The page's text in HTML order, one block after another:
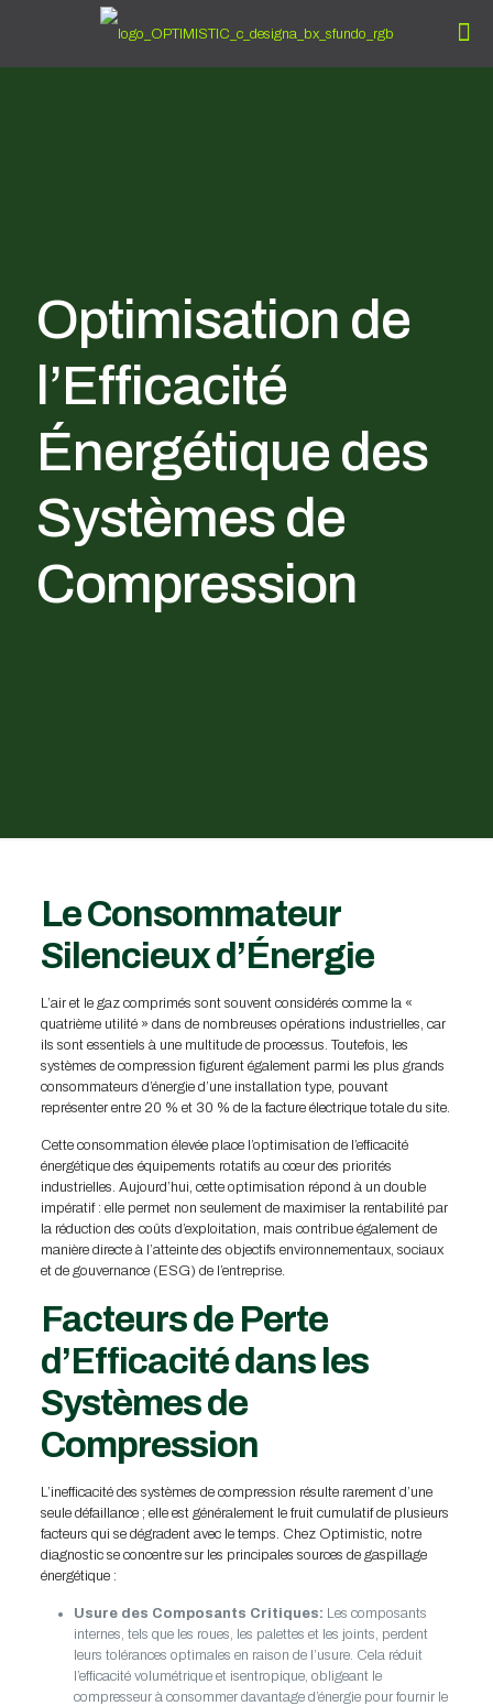
Optimisation de
l’Efficacité
Énergétique des
Systèmes de
Compression
Le Consommateur
Silencieux d’Énergie
L’air et le gaz comprimés sont souvent considérés comme la «
quatrième utilité » dans de nombreuses opérations industrielles, car
ils sont essentiels à une multitude de processus. Toutefois, les
systèmes de compression figurent également parmi les plus grands
consommateurs d’énergie d’une installation type, pouvant
représenter entre 20 % et 30 % de la facture électrique totale du site.
Cette consommation élevée place l’optimisation de l’efficacité
énergétique des équipements rotatifs au cœur des priorités
industrielles. Aujourd’hui, cette optimisation répond à un double
impératif : elle permet non seulement de maximiser la rentabilité par
la réduction des coûts d’exploitation, mais contribue également de
manière directe à l’atteinte des objectifs environnementaux, sociaux
et de gouvernance (ESG) de l’entreprise.
Facteurs de Perte
d’Efficacité dans les
Systèmes de
Compression
L’inefficacité des systèmes de compression résulte rarement d’une
seule défaillance ; elle est généralement le fruit cumulatif de plusieurs
facteurs qui se dégradent avec le temps. Chez Optimistic, notre
diagnostic se concentre sur les principales sources de gaspillage
énergétique :
Usure des Composants Critiques: Les composants
internes, tels que les roues, les palettes et les joints, perdent
leurs tolérances optimales en raison de l’usure. Cela réduit
l’efficacité volumétrique et isentropique, obligeant le
compresseur à consommer davantage d’énergie pour fournir le